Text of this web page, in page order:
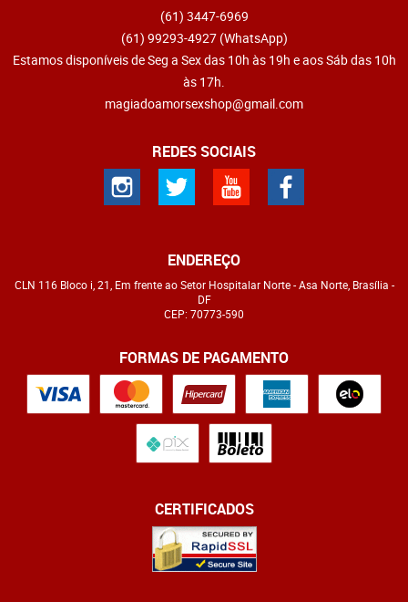
(61) 3447-6969
(61) 99293-4927 (WhatsApp)
Estamos disponíveis de Seg a Sex das 10h às 19h e aos Sáb das 10h
às 17h.
magiadoamorsexshop@gmail.com
REDES SOCIAIS
ENDEREÇO
CLN 116 Bloco i, 21, Em frente ao Setor Hospitalar Norte-Asa Norte, Brasília -
DF
CEP: 70773-590
FORMAS DE PAGAMENTO
CERTIFICADOS